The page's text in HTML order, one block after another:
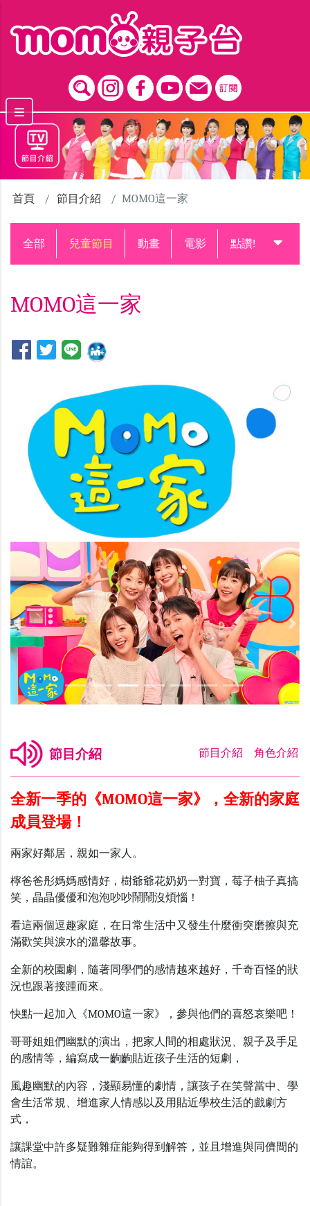
首頁 節目介紹 MOMO這一家
全部 兒童節目 動畫 電影 點讚!升級中
MOMO這一家
Previous
節目介紹 節目介紹 角色介紹
全新一季的《MOMO這一家》，全新的家庭
成員登場！
兩家好鄰居，親如一家人。
檸爸爸彤媽媽感情好，樹爺爺花奶奶一對寶，莓子柚子真搞
笑，晶晶優優和泡泡吵吵鬧鬧沒煩惱！
看這兩個逗趣家庭，在日常生活中又發生什麼衝突磨擦與充
滿歡笑與淚水的溫馨故事。
全新的校園劇，隨著同學們的感情越來越好，千奇百怪的狀
況也跟著接踵而來。
快點一起加入《MOMO這一家》，參與他們的喜怒哀樂吧！
哥哥姐姐們幽默的演出，把家人間的相處狀況、親子及手足
的感情等，編寫成一齣齣貼近孩子生活的短劇，
風趣幽默的內容，淺顯易懂的劇情，讓孩子在笑聲當中、學
會生活常規、增進家人情感以及用貼近學校生活的戲劇方
式，
讓課堂中許多疑難雜症能夠得到解答，並且增進與同儕間的
情誼。